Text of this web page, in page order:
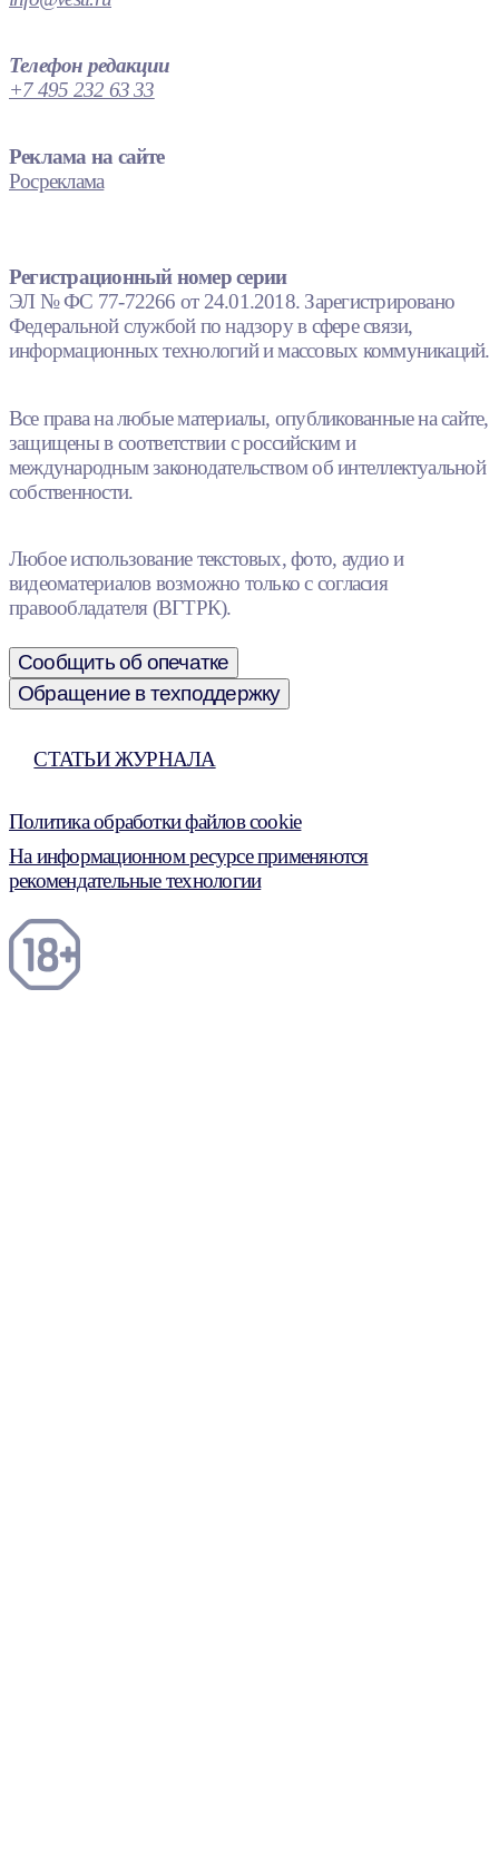
Телефон редакции
+7 495 232 63 33
Реклама на сайте
Росреклама
Регистрационный номер серии
ЭЛ № ФС 77-72266 от 24.01.2018. Зарегистрировано
Федеральной службой по надзору в сфере связи,
информационных технологий и массовых коммуникаций.
Все права на любые материалы, опубликованные на сайте,
защищены в соответствии с российским и
международным законодательством об интеллектуальной
собственности.
Любое использование текстовых, фото, аудио и
видеоматериалов возможно только с согласия
правообладателя (ВГТРК).
Сообщить об опечатке
Обращение в техподдержку
СТАТЬИ ЖУРНАЛА
Политика обработки файлов cookie
На информационном ресурсе применяются
рекомендательные технологии